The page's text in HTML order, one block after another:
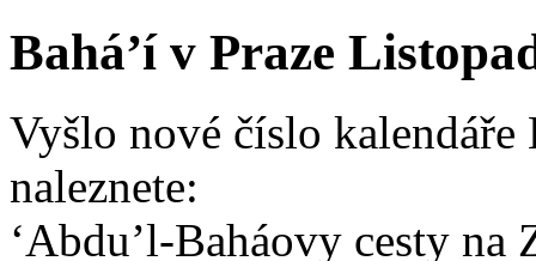
Bahá’í v Praze
Vyšlo nové číslo kalendáře
naleznete:
‘Abdu’l-Baháovy cesty na